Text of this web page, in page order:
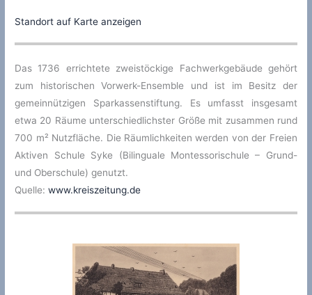
Standort auf Karte anzeigen
Das 1736 errichtete zweistöckige Fachwerkgebäude gehört
zum historischen Vorwerk-Ensemble und ist im Besitz der
gemeinnützigen Sparkassenstiftung. Es umfasst insgesamt
etwa 20 Räume unterschiedlichster Größe mit zusammen rund
700 m² Nutzfläche. Die Räumlichkeiten werden von der Freien
Aktiven Schule Syke (Bilinguale Montessorischule – Grund-
und Oberschule) genutzt.
Quelle:www.kreiszeitung.de